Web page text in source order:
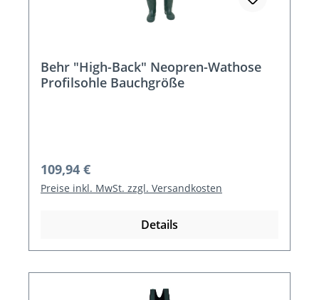
Behr "High-Back" Neopren-Wathose
Profilsohle Bauchgröße
Regulärer Preis:
109,94 €
Preise inkl. MwSt. zzgl. Versandkosten
Details